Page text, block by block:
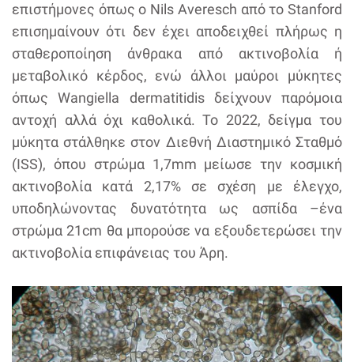
επιστήμονες όπως ο Nils Averesch από το Stanford
επισημαίνουν ότι δεν έχει αποδειχθεί πλήρως η
σταθεροποίηση άνθρακα από ακτινοβολία ή
μεταβολικό κέρδος, ενώ άλλοι μαύροι μύκητες
όπως Wangiella dermatitidis δείχνουν παρόμοια
αντοχή αλλά όχι καθολικά. Το 2022, δείγμα του
μύκητα στάλθηκε στον Διεθνή Διαστημικό Σταθμό
(ISS), όπου στρώμα 1,7mm μείωσε την κοσμική
ακτινοβολία κατά 2,17% σε σχέση με έλεγχο,
υποδηλώνοντας δυνατότητα ως ασπίδα –ένα
στρώμα 21cm θα μπορούσε να εξουδετερώσει την
ακτινοβολία επιφάνειας του Άρη.